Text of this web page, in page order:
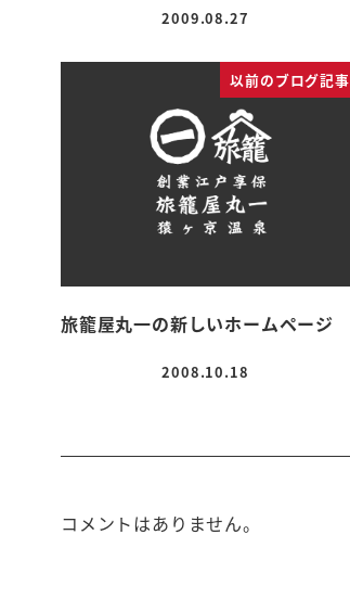
投稿日
2009.08.27
以前のブログ記事
旅籠屋丸一の新しいホームページ
投稿日
2008.10.18
コメントはありません。